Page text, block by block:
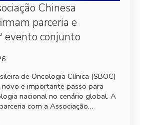
Chinesa
parceria e
evento conjunto
de Oncologia Clínica (SBOC)
e importante passo para
nacional no cenário global. A
com a Associação…